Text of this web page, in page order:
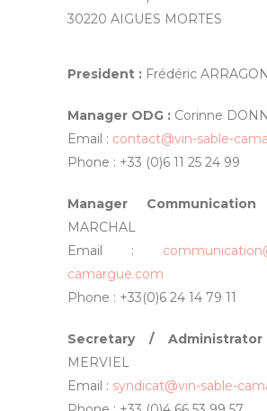
30220 AIGUES MORTES
President :Frédéric ARRAGON
Manager ODG :Corinne
Email : contact@vin-sable-
Phone : +33 (0)6 11 25 24 99
Manager
MARCHAL
Email :
camargue.com
Phone : +33(0)6 24 14 79 11
Secretary /
MERVIEL
Email : syndicat@vin-sable-